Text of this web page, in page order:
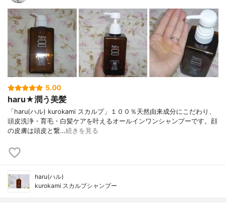
5.00
haru★潤う美髪
「haru(ハル) kurokami スカルプ」１００％天然由来成分にこだわり、
頭皮洗浄・育毛・白髪ケアを叶えるオールインワンシャンプーです。顔
の皮膚は頭皮と繋…続きを見る
haru(ハル)
kurokami スカルプシャンプー